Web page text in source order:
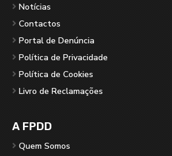
Notícias
Contactos
Portal de Denúncia
Política de Privacidade
Política de Cookies
Livro de Reclamações
A FPDD
Quem Somos